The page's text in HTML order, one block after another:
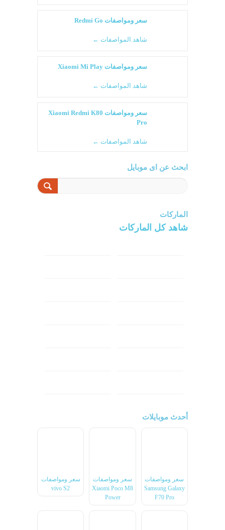
سعر ومواصفات Redmi Go
شاهد المواصفات ←
سعر ومواصفات Xiaomi Mi Play
شاهد المواصفات ←
سعر ومواصفات Xiaomi Redmi K80
Pro
شاهد المواصفات ←
ابحث عن اى موبايل
الماركات
شاهد كل الماركات
أحدث موبايلات
سعر ومواصفات
Samsung Galaxy
F70 Pro
سعر ومواصفات
Xiaomi Poco M8
Power
سعر ومواصفات
vivo S2